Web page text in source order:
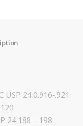
USP 24 0.916-.921
24 188 – 198